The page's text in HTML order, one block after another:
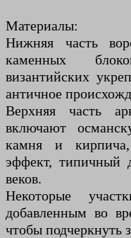
Материалы:
Нижняя часть
каменных
византийских
античное
Верхняя часть
включают
камня и
эффект, типичный
веков.
Некоторые
добавленным во
чтобы подчеркнуть